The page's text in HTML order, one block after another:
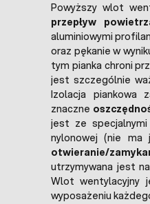
Powyższy wlot
przepływ
aluminiowymi
oraz pękanie w
tym pianka chroni
jest szczególnie
Izolacja piankowa
znaczne
jest ze specjalnymi
nylonowej (nie
otwieranie/
utrzymywana jest
Wlot wentylacyjny
wyposażeniu